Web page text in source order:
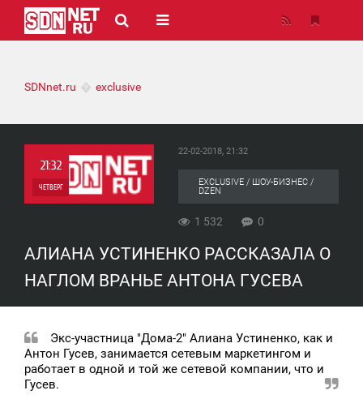
SDNnet.ru exclusive
21:32
ЧЕТВЕРГ
1 532
22-02-2018, 21:32
EXCLUSIVE / ШОУ-БИЗНЕС /
DZEN
1 532 0
АЛИАНА УСТИНЕНКО РАССКАЗАЛА О
НАГЛОМ ВРАНЬЕ АНТОНА ГУСЕВА
Экс-участница "Дома-2" Алиана Устиненко, как и
Антон Гусев, занимается сетевым маркетингом и
работает в одной и той же сетевой компании, что и
Гусев.